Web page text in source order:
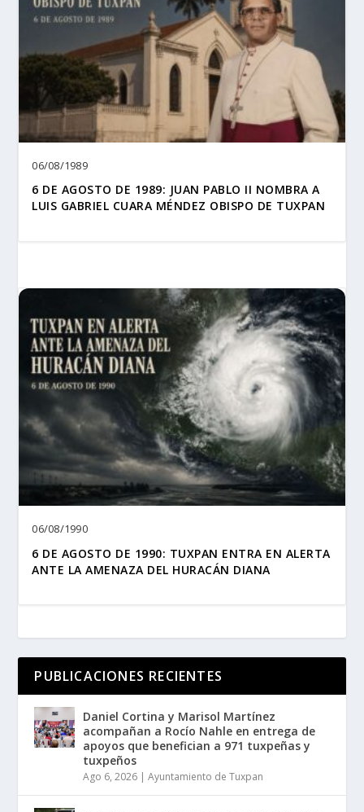
06/08/1989
6 DE AGOSTO DE 1989: JUAN PABLO II NOMBRA A
LUIS GABRIEL CUARA MÉNDEZ OBISPO DE TUXPAN
06/08/1990
6 DE AGOSTO DE 1990: TUXPAN ENTRA EN ALERTA
ANTE LA AMENAZA DEL HURACÁN DIANA
PUBLICACIONES RECIENTES
Daniel Cortina y Marisol Martínez
acompañan a Rocío Nahle en entrega de
apoyos que benefician a 971 tuxpeñas y
tuxpeños
Ago 6, 2026 |Ayuntamiento de Tuxpan